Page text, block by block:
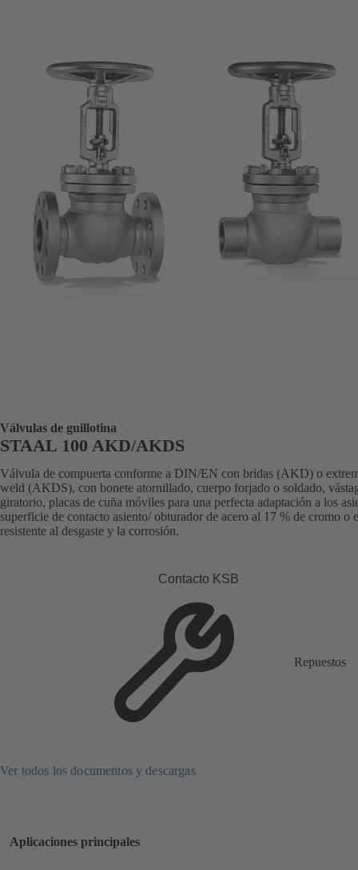
Válvulas de guillotina
STAAL 100 AKD/AKDS
Válvula de compuerta conforme a DIN/EN con bridas (AKD) o
weld (AKDS), con bonete atornillado, cuerpo forjado o soldado,
giratorio, placas de cuña móviles para una perfecta adaptación a los
superficie de contacto asiento/ obturador de acero al 17 % de cromo o
resistente al desgaste y la corrosión.
Contacto KSB
Repuestos
Ver todos los documentos y descargas
Aplicaciones principales